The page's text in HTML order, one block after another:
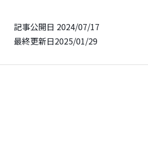
記事公開日 2024/07/17
最終更新日2025/01/29